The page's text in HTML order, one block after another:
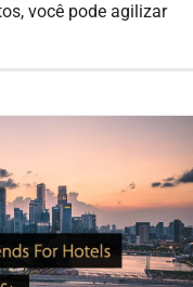
você pode agilizar